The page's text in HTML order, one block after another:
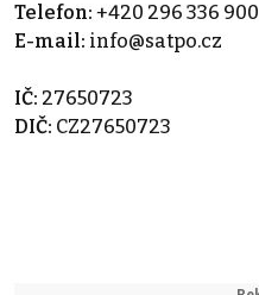
Telefon: +420 296 336 900
E-mail: info@satpo.cz
IČ: 27650723
DIČ: CZ27650723